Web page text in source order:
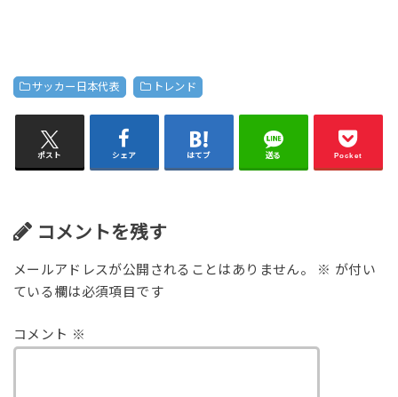
サッカー日本代表 トレンド
ポスト シェア はてブ 送る Pocket
コメントを残す
メールアドレスが公開されることはありません。 ※ が付い
ている欄は必須項目です
コメント ※